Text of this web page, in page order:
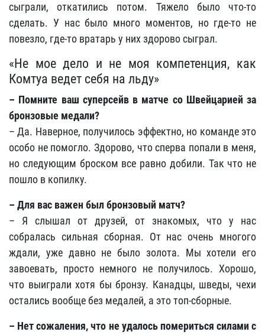
сыграли, откатились потом. Тяжело было что-то
сделать. У нас было много моментов, но где-то не
повезло, где-то вратарь у них здорово сыграл.
«Не мое дело и не моя компетенция, как
Комтуа ведет себя на льду»
– Помните ваш суперсейв в матче со Швейцарией за
бронзовые медали?
– Да. Наверное, получилось эффектно, но команде это
особо не помогло. Здорово, что сперва попали в меня,
но следующим броском все равно добили. Так что не
пошло в копилку.
– Для вас важен был бронзовый матч?
– Я слышал от друзей, от знакомых, что у нас
собралась сильная сборная. От нас очень многого
ждали, уже давно не было золота. Мы хотели его
завоевать, просто немного не получилось. Хорошо,
что выиграли хотя бы бронзу. Канадцы, шведы, чехи
остались вообще без медалей, а это топ-сборные.
– Нет сожаления, что не удалось помериться силами с